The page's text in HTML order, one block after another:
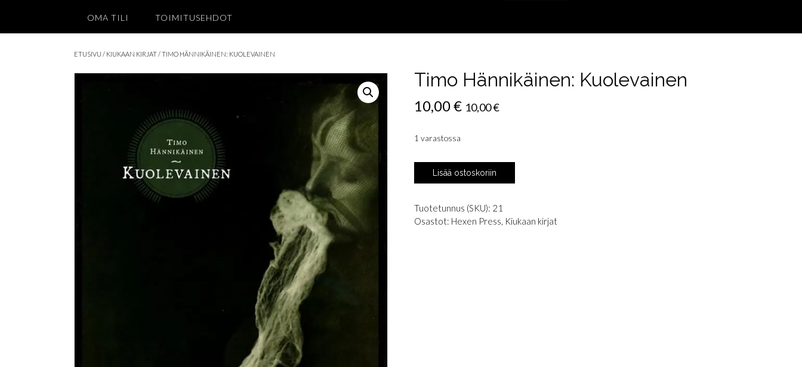
OMA TILI TOIMITUSEHDOT
ETUSIVU / KIUKAAN KIRJAT/ TIMO HÄNNIKÄINEN: KUOLEVAINEN
Timo Hännikäinen: Kuolevainen
10,00€ 10,00€
1 varastossa
Hännikäinen:
määrä
Lisää ostoskoriin
Tuotetunnus (SKU): 21
Osastot: Hexen Press, Kiukaan kirjat